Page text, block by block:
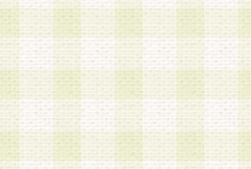
実施または運営
係る謝礼、景品、調査サンプル品
話、メール等の問い合わせなどへ
に付随する業務
個人を識別することのできる情報
の承諾なく第三者に開示すること
情報について第三者に開示または